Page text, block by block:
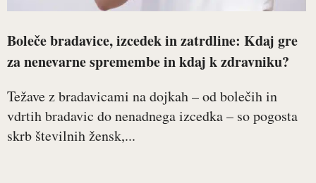
Boleče bradavice, izcedek in zatrdline: Kdaj gre
za nenevarne spremembe in kdaj k zdravniku?
Težave z bradavicami na dojkah – od bolečih in
vdrtih bradavic do nenadnega izcedka – so pogosta
skrb številnih žensk,...